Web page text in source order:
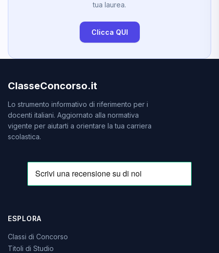
tua laurea.
Clicca QUI
ClasseConcorso.it
Lo strumento informativo di riferimento per i
docenti italiani. Aggiornato alla normativa
vigente per aiutarti a orientare la tua carriera
scolastica.
ESPLORA
Classi di Concorso
Titoli di Studio